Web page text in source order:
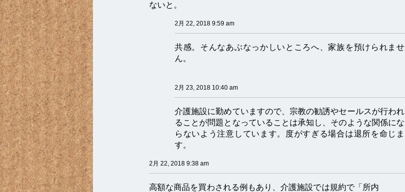
ないと。
2月 22, 2018 9:59 am
共感。そんなあぶなっかしいところへ、家族を預けられませ
ん。
2月 23, 2018 10:40 am
介護施設に勤めていますので、宗教の勧誘やセールスが行われ
ることが問題となっていることは承知し、そのような関係にな
らないよう注意しています。度がすぎる場合は退所を命じま
す。
2月 22, 2018 9:38 am
高額な商品を買わされる例もあり、介護施設では規約で「所内